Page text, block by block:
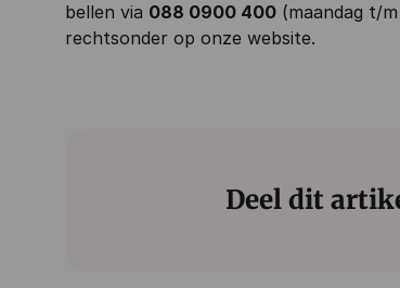
bellen via 088 0900 400 (maandag t/
rechtsonder op onze website.
Deel dit